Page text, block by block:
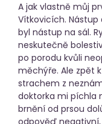
A jak vlastně můj
Vítkovicích. Nástup
byl nástup na sál.
neskutečně
po porodu kvůli
měchýře. Ale zpět
strachem z
doktorka mi píchla
brnění od prsou
odpověď